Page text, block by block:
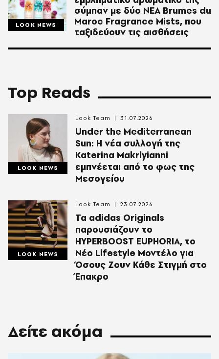
LOOK NEWS
σύμπαν με δύο ΝΕΑ Brumes du
Maroc Fragrance Mists, που
ταξιδεύουν τις αισθήσεις
Top Reads
LOOK NEWS
Under the Mediterranean
Sun: Η νέα συλλογή της
Katerina Makriyianni
εμπνέεται από το φως της
Μεσογείου
Look Team 31.07.2026
LOOK NEWS
Τα adidas Originals
παρουσιάζουν το
HYPERBOOST EUPHORIA, το
Νέο Lifestyle Μοντέλο για
Όσους Ζουν Κάθε Στιγμή στο
Έπακρο
Look Team 23.07.2026
Δείτε ακόμα